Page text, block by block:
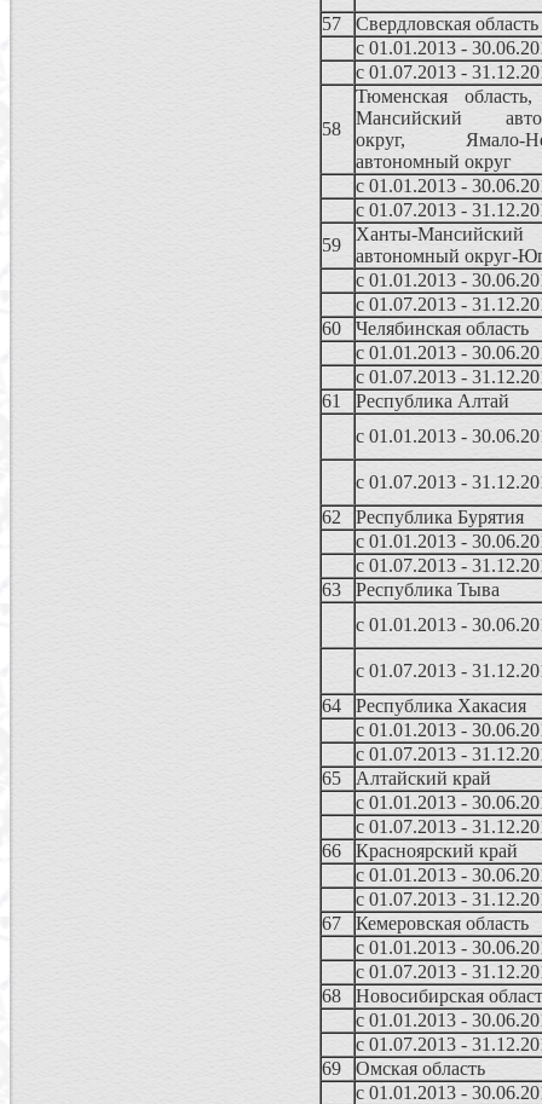
57
Свердловская область
с 01.01.2013 -
с 01.07.2013 -
58
Тюменская
Мансийский
округ, Ямало-
автономный округ
с 01.01.2013 -
с 01.07.2013 -
59
Ханты-Мансийский
автономный округ-
с 01.01.2013 -
с 01.07.2013 -
60
Челябинская область
с 01.01.2013 -
с 01.07.2013 -
61
Республика Алтай
с 01.01.2013 -
с 01.07.2013 -
62
Республика Бурятия
с 01.01.2013 -
с 01.07.2013 -
63
Республика Тыва
с 01.01.2013 -
с 01.07.2013 -
64
Республика Хакасия
с 01.01.2013 -
с 01.07.2013 -
65
Алтайский край
с 01.01.2013 -
с 01.07.2013 -
66
Красноярский край
с 01.01.2013 -
с 01.07.2013 -
67
Кемеровская область
с 01.01.2013 -
с 01.07.2013 -
68
Новосибирская
с 01.01.2013 -
с 01.07.2013 -
69
Омская область
с 01.01.2013 -